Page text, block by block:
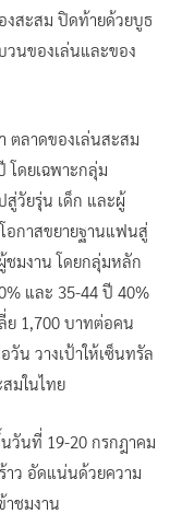
งสะสม ปิดท้ายด้วยบูธ
นของเล่นและของ
ตลาดของเล่นสะสม
โดยเฉพาะกลุ่ม
สู่วัยรุ่น เด็ก และผู้
อกาสขยายฐานแฟนสู่
ชมงาน โดยกลุ่มหลัก
และ 35-44 ปี 40%
ย 1,700 บาทต่อคน
วัน วางเป้าให้เซ็นทรัล
มในไทย
นวันที่ 19-20 กรกฎาคม
าว อัดแน่นด้วยความ
าชมงาน